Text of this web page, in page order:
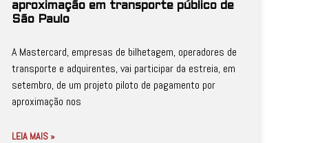
aproximação em transporte público de
São Paulo
A Mastercard, empresas de bilhetagem, operadores de
transporte e adquirentes, vai participar da estreia, em
setembro, de um projeto piloto de pagamento por
aproximação nos
LEIA MAIS »